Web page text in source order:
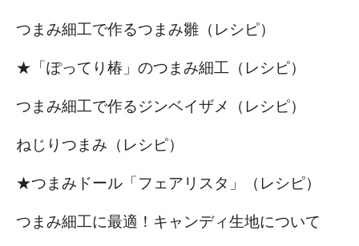
つまみ細工で作るつまみ雛（レシピ）
★「ぽってり椿」のつまみ細工（レシピ）
つまみ細工で作るジンベイザメ（レシピ）
ねじりつまみ（レシピ）
★つまみドール「フェアリスタ」（レシピ）
つまみ細工に最適！キャンディ生地について